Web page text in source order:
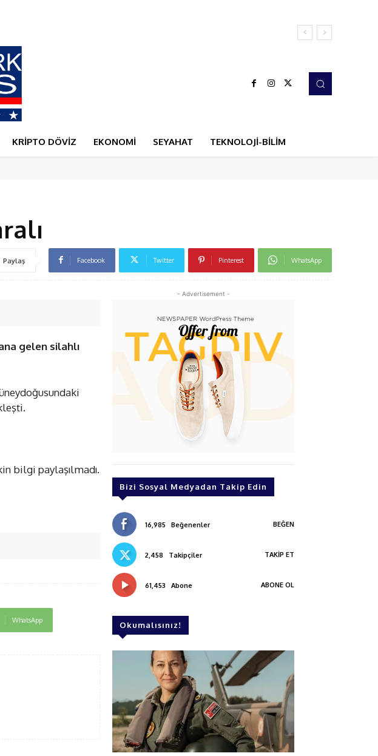
KRİPTO DÖVİZ EKONOMİ SEYAHAT TEKNOLOJİ-BİLİM
Paylaş Facebook Twitter Pinterest WhatsApp
gelen silahlı
bilgi paylaşılmadı.
WhatsApp
- Advertisement -
Bizi Sosyal Medyadan Takip Edin
16,985 Beğenenler BEĞEN
2,458 Takipçiler TAKIP ET
61,453 Abone ABONE OL
Okumalısınız!